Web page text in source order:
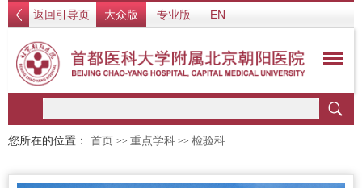
返回引导页 大众版 专业版 EN
您所在的位置： 首页 >> 重点学科 >> 检验科